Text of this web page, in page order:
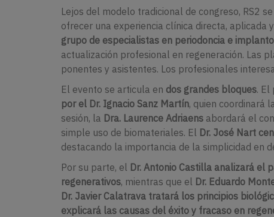
Lejos del modelo tradicional de congreso, RS2
ofrecer una experiencia clínica directa, aplicada
grupo de especialistas en periodoncia e
actualización profesional en regeneración. Las
ponentes y asistentes. Los profesionales
El evento se articula en dos grandes bloques. El
por el Dr. Ignacio Sanz Martín, quien coordinará
sesión, la Dra. Laurence Adriaens abordará el
simple uso de biomateriales. El Dr. José Nart
destacando la importancia de la simplicidad en
Por su parte, el Dr. Antonio Castilla analizará el
regenerativos, mientras que el Dr. Eduardo
Dr. Javier Calatrava tratará los principios
explicará las causas del éxito y fracaso en